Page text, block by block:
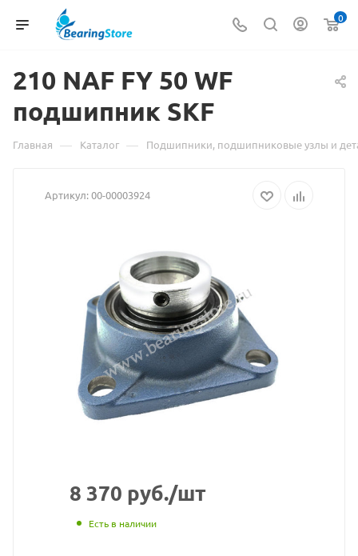
0
210 NAF Материал
о
товаре
NAF
50
WF
подшипник
SKF
взят
с
https://
по
ссылке
FY 50 WF
подшипник SKF
Главная — Каталог — Подшипники, подшипниковые узлы и
Артикул:00-00003924
8 370 руб./шт
Есть в наличии